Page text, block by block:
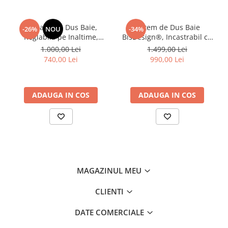
-26% NOU
Coloana de Dus Baie,
Reglabila pe Inaltime,
Culoare Auriu Mat, Palarie
Dus 20 cm cu Efect Ploaie, 4
Functii de Curgere
1.000,00 Lei
740,00 Lei
ADAUGA IN COS
-34%
Sistem de Dus Baie
BisDesign®, Incastrabil cu
Termostat, Functie Cascada
si Ploaie, Finisaj Auriu Mat,
Para Dus Perete 55x22 cm
1.499,00 Lei
990,00 Lei
ADAUGA IN COS
MAGAZINUL MEU
CLIENTI
DATE COMERCIALE